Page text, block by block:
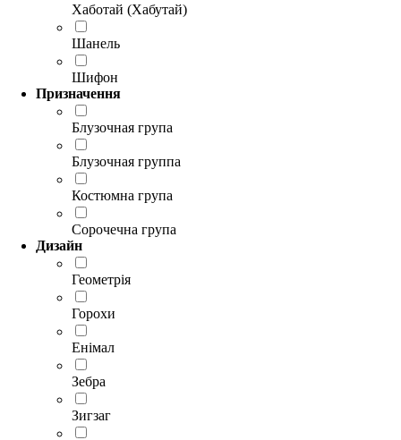
Хаботай (Хабутай)
Шанель
Шифон
Призначення
Блузочная група
Блузочная группа
Костюмна група
Сорочечна група
Дизайн
Геометрія
Горохи
Енімал
Зебра
Зигзаг